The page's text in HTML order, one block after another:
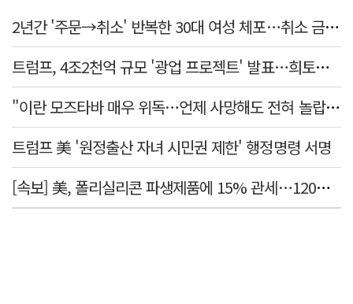
2년간 '주문→취소' 반복한 30대 여성 체포…취소 금액만 400억 원
트럼프, 4조2천억 규모 '광업 프로젝트' 발표…희토류 탈중국 속도
"이란 모즈타바 매우 위독…언제 사망해도 전혀 놀랍지 않아"
트럼프 美 '원정출산 자녀 시민권 제한' 행정명령 서명
[속보] 美, 폴리실리콘 파생제품에 15% 관세…120일 뒤 발효